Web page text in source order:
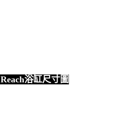
Reach浴缸尺寸圖